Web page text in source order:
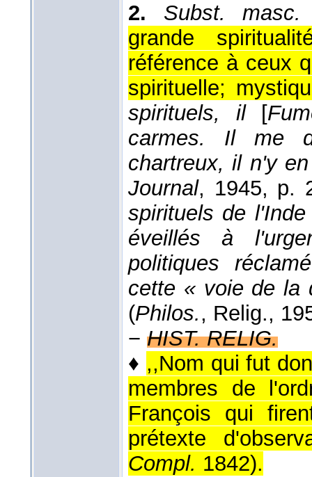
2.
Subst. masc.
grande
référence à ceux
spirituelle;
spirituels, il
[
carmes. Il me
chartreux, il n'y
Journal, 1945, p.
spirituels de l'Inde
éveillés à
politiques
cette « voie de la
(Philos., Relig.,
− HIST. RELIG.
♦ ,,Nom qui fut
membres de
François qui
prétexte
Compl. 1842).